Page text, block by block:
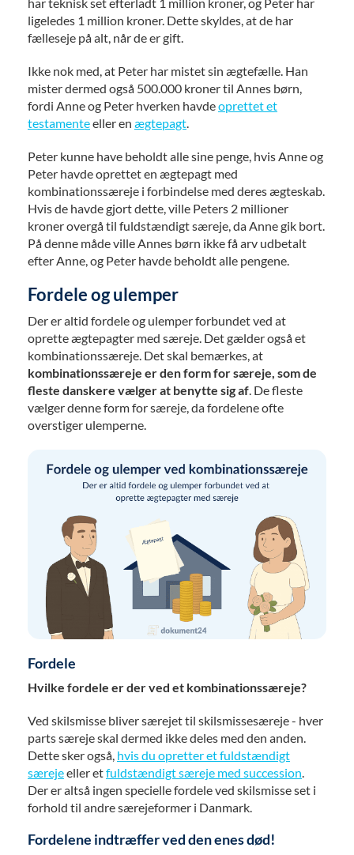
ligeledes 1 million kroner. Dette skyldes, at de har
fælleseje på alt, når de er gift.
Ikke nok med, at Peter har mistet sin ægtefælle. Han
mister dermed også 500.000 kroner til Annes børn,
fordi Anne og Peter hverken havdeoprettet et
testamenteeller en ægtepagt.
Peter kunne have beholdt alle sine penge, hvis Anne og
Peter havde oprettet en ægtepagt med
kombinationssæreje i forbindelse med deres ægteskab.
Hvis de havde gjort dette, ville Peters 2 millioner
kroner overgå til fuldstændigt særeje, da Anne gik bort.
På denne måde ville Annes børn ikke få arv udbetalt
efter Anne, og Peter havde beholdt alle pengene.
Fordele og ulemper
Der er altid fordele og ulemper forbundet ved at
oprette ægtepagter med særeje. Det gælder også et
kombinationssæreje. Det skal bemærkes, at
kombinationssæreje er den form for særeje, som de
fleste danskere vælger at benytte sig af. De fleste
vælger denne form for særeje, da fordelene ofte
overstiger ulemperne.
Fordele
Hvilke fordele er der ved et kombinationssæreje?
Ved skilsmisse bliver særejet til skilsmissesæreje - hver
parts særeje skal dermed ikke deles med den anden.
Dette sker også, hvis du opretter et fuldstændigt
særejeeller etfuldstændigt særeje med succession.
Der er altså ingen specielle fordele ved skilsmisse set i
forhold til andre særejeformer i Danmark.
Fordelene indtræffer ved den enes død!